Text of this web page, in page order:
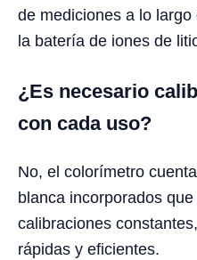
de mediciones a lo
la batería de iones de
¿Es necesario
con cada uso?
No, el colorímetro
blanca incorporados
calibraciones
rápidas y eficientes.